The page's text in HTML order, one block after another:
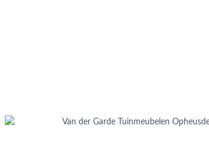
8x tuinstoel Taste Barista - antraciet